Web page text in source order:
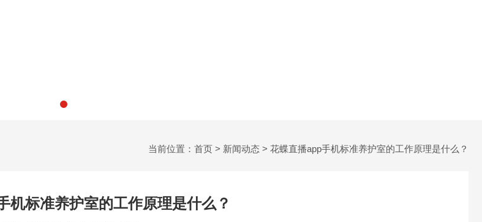
当前位置： 首页 > 新闻动态 > 花蝶直播app手机标准养护室的工作原理是什么？
标准养护室的工作原理是什么？